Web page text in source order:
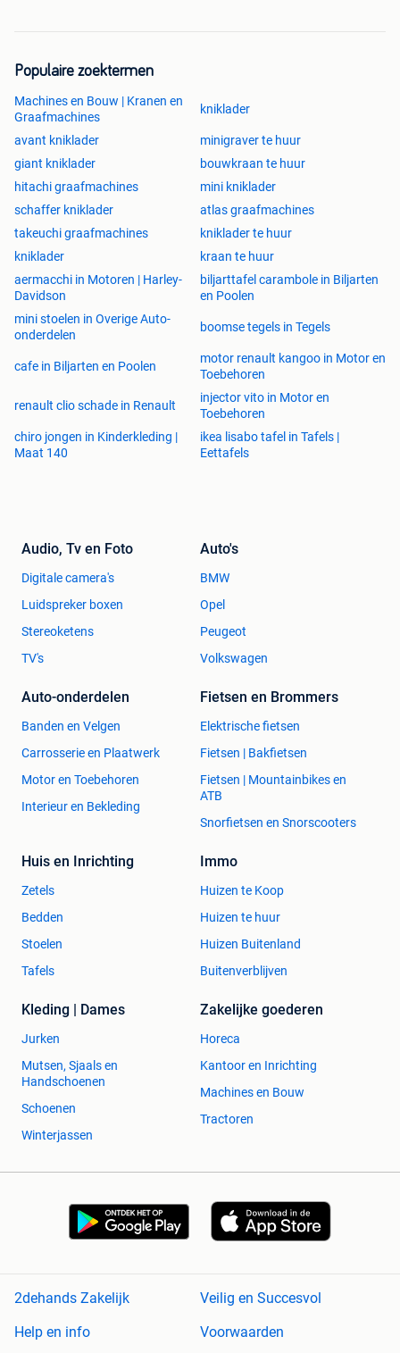
Populaire zoektermen
Machines en Bouw | Kranen en
Graafmachines
kniklader
avant kniklader
minigraver te huur
giant kniklader
bouwkraan te huur
hitachi graafmachines
mini kniklader
schaffer kniklader
atlas graafmachines
takeuchi graafmachines
kniklader te huur
kniklader
kraan te huur
aermacchi in Motoren | Harley-
Davidson
biljarttafel carambole in Biljarten
en Poolen
mini stoelen in Overige Auto-
onderdelen
boomse tegels in Tegels
cafe in Biljarten en Poolen
motor renault kangoo in Motor en
Toebehoren
renault clio schade in Renault
injector vito in Motor en
Toebehoren
chiro jongen in Kinderkleding |
Maat 140
ikea lisabo tafel in Tafels |
Eettafels
Audio, Tv en Foto
Digitale camera's
Luidspreker boxen
Stereoketens
TV's
Auto's
BMW
Opel
Peugeot
Volkswagen
Auto-onderdelen
Banden en Velgen
Carrosserie en Plaatwerk
Motor en Toebehoren
Interieur en Bekleding
Fietsen en Brommers
Elektrische fietsen
Fietsen | Bakfietsen
Fietsen | Mountainbikes en
ATB
Snorfietsen en Snorscooters
Huis en Inrichting
Zetels
Bedden
Stoelen
Tafels
Immo
Huizen te Koop
Huizen te huur
Huizen Buitenland
Buitenverblijven
Kleding | Dames
Jurken
Mutsen, Sjaals en
Handschoenen
Schoenen
Winterjassen
Zakelijke goederen
Horeca
Kantoor en Inrichting
Machines en Bouw
Tractoren
2dehands Zakelijk
Veilig en Succesvol
Help en info
Voorwaarden